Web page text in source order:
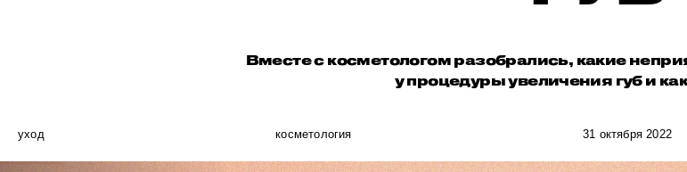
Вместе с косметологом разобрались, какие
у процедуры увеличения губ и
уход косметология 31 октября 2022